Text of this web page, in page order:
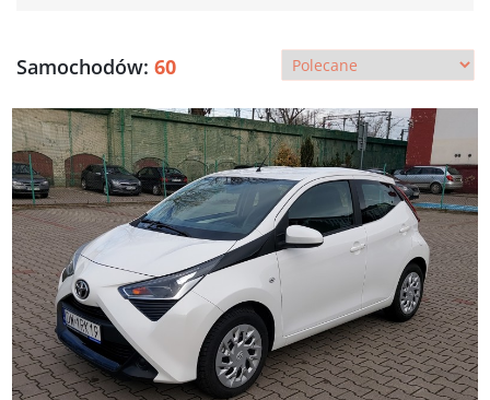
Samochodów: 60